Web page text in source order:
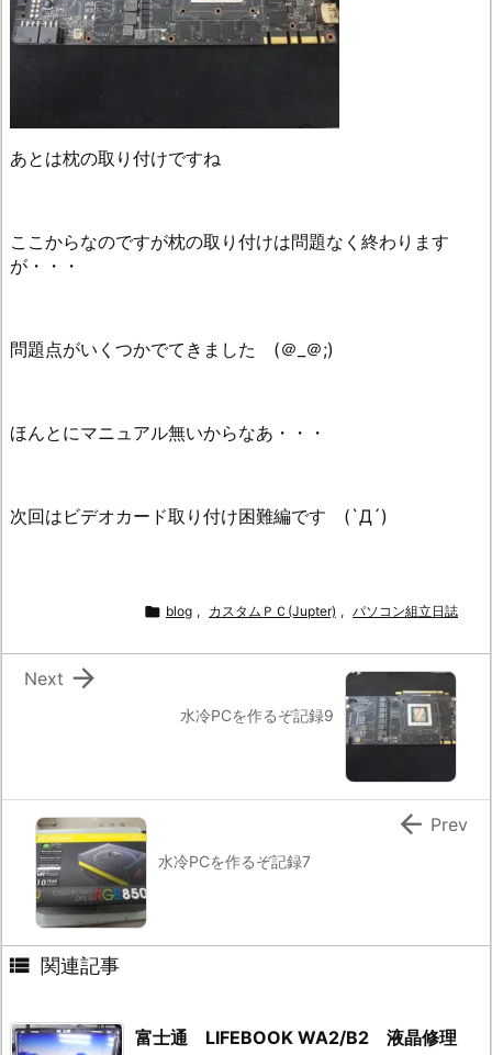
あとは枕の取り付けですね
ここからなのですが枕の取り付けは問題なく終わります
が・・・
問題点がいくつかでてきました (＠_＠;)
ほんとにマニュアル無いからなあ・・・
次回はビデオカード取り付け困難編です (`Д´)
 blog , カスタムＰＣ(Jupter) , パソコン組立日誌
水冷PCを作るぞ記録9

Next
水冷PCを作るぞ記録7
 Prev
 関連記事
富士通 LIFEBOOK WA2/B2 液晶修理